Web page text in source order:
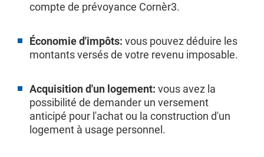
compte de prévoyance Cornèr3.
Économie d'impôts: vous pouvez déduire les
montants versés de votre revenu imposable.
Acquisition d'un logement: vous avez la
possibilité de demander un versement
anticipé pour l'achat ou la construction d'un
logement à usage personnel.